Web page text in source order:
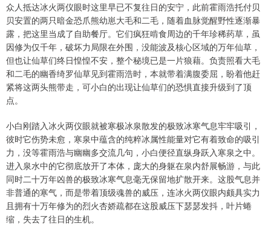
众人抵达冰火两仪眼时这里早已不复往日的安宁，此前霍雨浩托付贝
贝安置的两只暗金恐爪熊幼崽大毛和二毛，随着血脉觉醒野性逐渐暴
露，把这里当成了自助餐厅。它们疯狂啃食周边的千年珍稀药草，虽
因修为仅千年，破坏力局限在外围，没能波及核心区域的万年仙草，
但也让仙草们终日惶惶不安，整个秘境已是一片狼藉。负责照看大毛
和二毛的幽香绮罗仙草见到霍雨浩时，本就带着满腹委屈，盼着他赶
紧将这两头熊带走，可小白的出现让仙草们的恐惧直接升级到了顶
点。
小白刚踏入冰火两仪眼就被寒极冰泉散发的极致冰寒气息牢牢吸引，
彼时它伤势未愈，寒泉中蕴含的纯粹冰属性能量对它有着致命的吸引
力，没等霍雨浩与幽幽多交流几句，小白便径直纵身跃入寒泉之中。
进入泉水中的它彻底放开了本体，庞大的身躯在泉内舒展畅游，与此
同时二十万年凶兽的极致冰寒气息毫无保留地扩散开来。这股气息并
非普通的寒气，而是带着顶级魂兽的威压，连冰火两仪眼内颇具实力
且拥有十万年修为的烈火杏娇疏都在这股威压下瑟瑟发抖，叶片蜷
缩，失去了往日的生机。